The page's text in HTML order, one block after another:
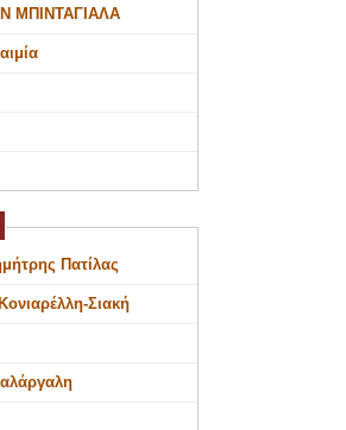
ΜΠΙΝΤΑΓΙΑΛΑ
Πατίλας
Σιακή